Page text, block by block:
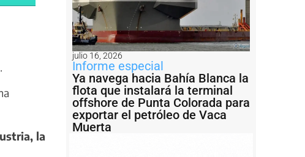
la
julio 16, 2026
Informe especial
Ya navega hacia Bahía Blanca la
flota que instalará la terminal
offshore de Punta Colorada para
exportar el petróleo de Vaca
Muerta